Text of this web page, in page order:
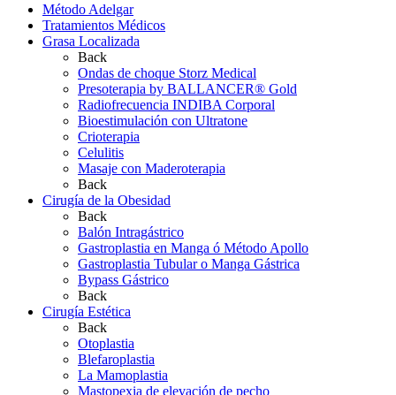
Método Adelgar
Tratamientos Médicos
Grasa Localizada
Back
Ondas de choque Storz Medical
Presoterapia by BALLANCER® Gold
Radiofrecuencia INDIBA Corporal
Bioestimulación con Ultratone
Crioterapia
Celulitis
Masaje con Maderoterapia
Back
Cirugía de la Obesidad
Back
Balón Intragástrico
Gastroplastia en Manga ó Método Apollo
Gastroplastia Tubular o Manga Gástrica
Bypass Gástrico
Back
Cirugía Estética
Back
Otoplastia
Blefaroplastia
La Mamoplastia
Mastopexia de elevación de pecho